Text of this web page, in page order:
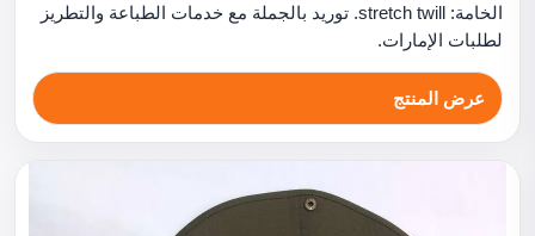
الخامة: stretch twill. توريد بالجملة مع خدمات الطباعة والتطريز
لطلبات الإمارات.
عرض المنتج